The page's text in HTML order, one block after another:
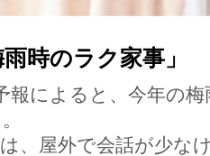
時のラク家事」
報によると、今年の
、屋外で会話が少な